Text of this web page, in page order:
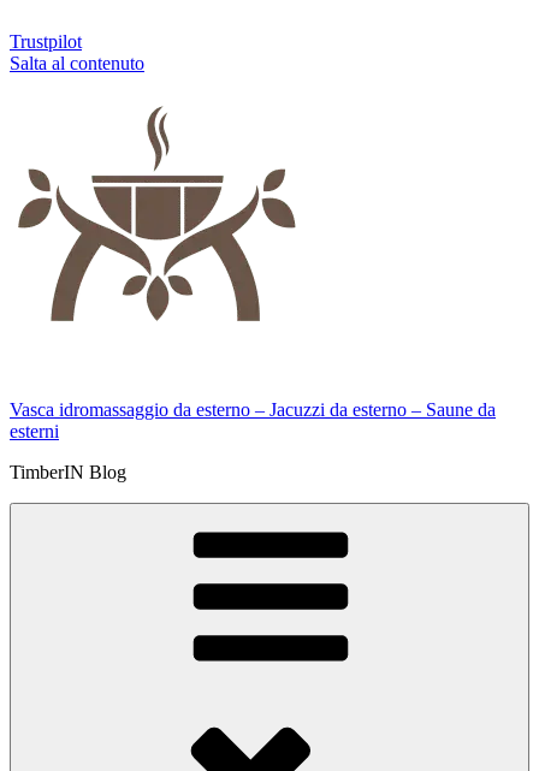
Trustpilot
Salta al contenuto
Vasca idromassaggio da esterno – Jacuzzi da esterno – Saune da
esterni
TimberIN Blog